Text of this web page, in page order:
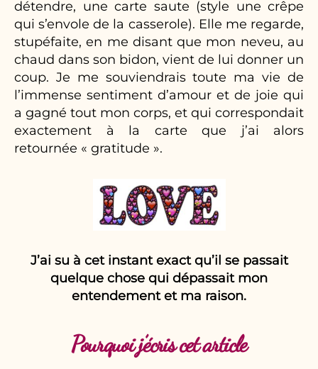
détendre, une carte saute (style une crêpe
qui s’envole de la casserole). Elle me regarde,
stupéfaite, en me disant que mon neveu, au
chaud dans son bidon, vient de lui donner un
coup. Je me souviendrais toute ma vie de
l’immense sentiment d’amour et de joie qui
a gagné tout mon corps, et qui correspondait
exactement à la carte que j’ai alors
retournée « gratitude ».
J’ai su à cet instant exact qu’il se passait
quelque chose qui dépassait mon
entendement et ma raison.
Pourquoi j’écris cet article